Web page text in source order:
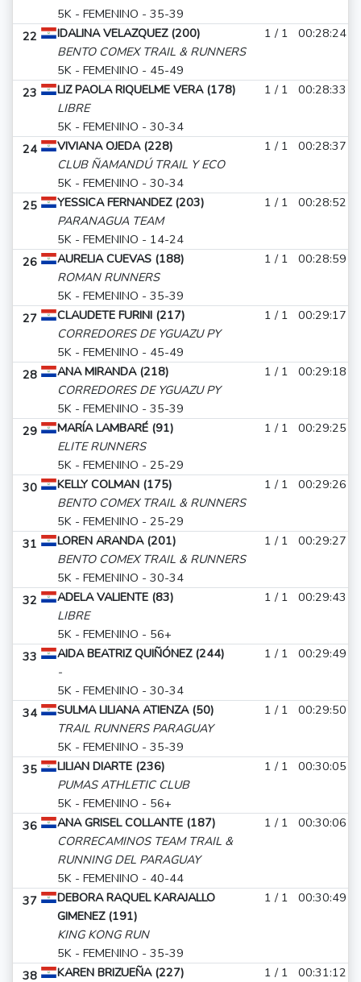
5K - FEMENINO - 35-39
22
IDALINA VELAZQUEZ (200)
BENTO COMEX TRAIL & RUNNERS
5K - FEMENINO - 45-49
1 / 1 00:28:24
23
LIZ PAOLA RIQUELME VERA (178)
LIBRE
5K - FEMENINO - 30-34
1 / 1 00:28:33
24
VIVIANA OJEDA (228)
CLUB ÑAMANDÚ TRAIL Y ECO
5K - FEMENINO - 30-34
1 / 1 00:28:37
25
YESSICA FERNANDEZ (203)
PARANAGUA TEAM
5K - FEMENINO - 14-24
1 / 1 00:28:52
26
AURELIA CUEVAS (188)
ROMAN RUNNERS
5K - FEMENINO - 35-39
1 / 1 00:28:59
27
CLAUDETE FURINI (217)
CORREDORES DE YGUAZU PY
5K - FEMENINO - 45-49
1 / 1 00:29:17
28
ANA MIRANDA (218)
CORREDORES DE YGUAZU PY
5K - FEMENINO - 35-39
1 / 1 00:29:18
29
MARÍA LAMBARÉ (91)
ELITE RUNNERS
5K - FEMENINO - 25-29
1 / 1 00:29:25
30
KELLY COLMAN (175)
BENTO COMEX TRAIL & RUNNERS
5K - FEMENINO - 25-29
1 / 1 00:29:26
31
LOREN ARANDA (201)
BENTO COMEX TRAIL & RUNNERS
5K - FEMENINO - 30-34
1 / 1 00:29:27
32
ADELA VALIENTE (83)
LIBRE
5K - FEMENINO - 56+
1 / 1 00:29:43
33
AIDA BEATRIZ QUIÑÓNEZ (244)
-
5K - FEMENINO - 30-34
1 / 1 00:29:49
34
SULMA LILIANA ATIENZA (50)
TRAIL RUNNERS PARAGUAY
5K - FEMENINO - 35-39
1 / 1 00:29:50
35
LILIAN DIARTE (236)
PUMAS ATHLETIC CLUB
5K - FEMENINO - 56+
1 / 1 00:30:05
36
ANA GRISEL COLLANTE (187)
CORRECAMINOS TEAM TRAIL &
RUNNING DEL PARAGUAY
5K - FEMENINO - 40-44
1 / 1 00:30:06
37
DEBORA RAQUEL KARAJALLO
GIMENEZ (191)
KING KONG RUN
5K - FEMENINO - 35-39
1 / 1 00:30:49
38
KAREN BRIZUEÑA (227)
1 / 1 00:31:12